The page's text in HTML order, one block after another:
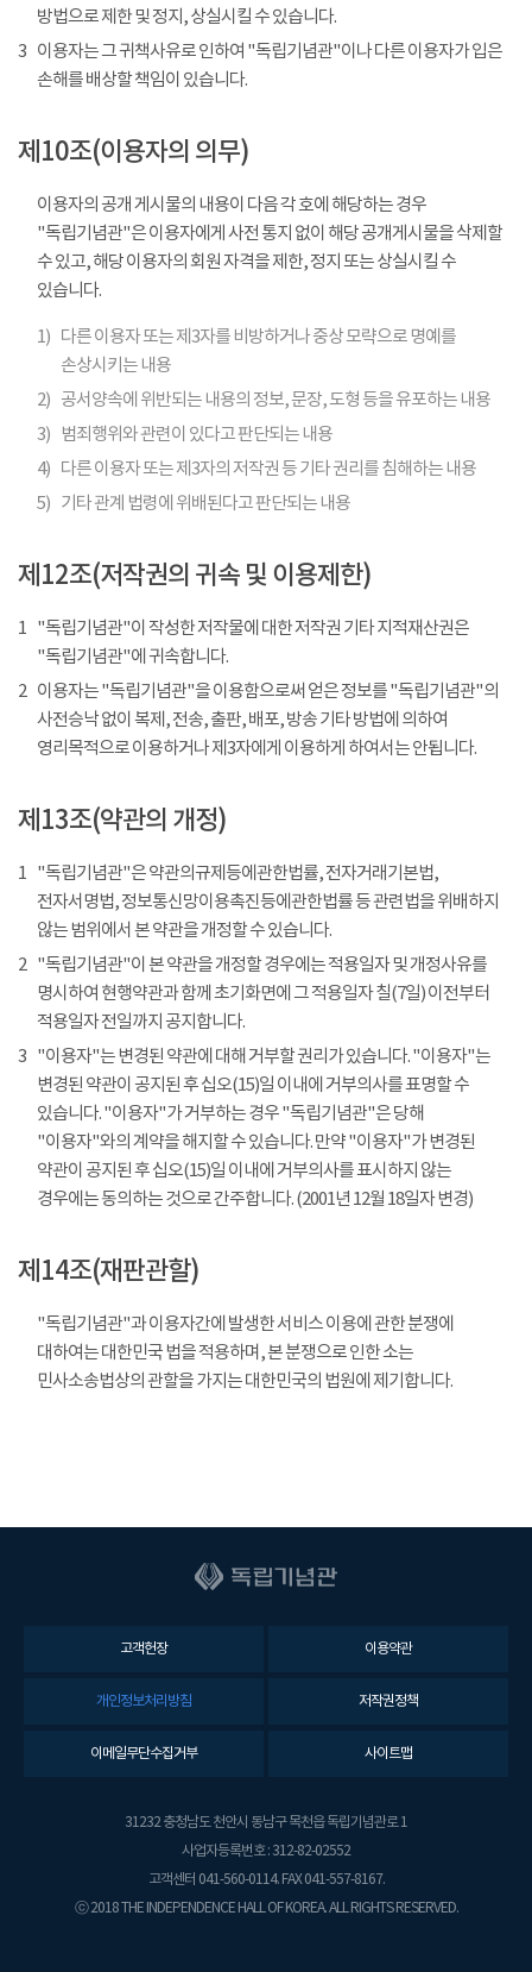
방법으로 제한 및 정지, 상실시킬 수 있습니다.
3 이용자는 그 귀책사유로 인하여 "독립기념관"이나 다른 이용자가 입은
손해를 배상할 책임이 있습니다.
제10조(이용자의 의무)
이용자의 공개 게시물의 내용이 다음 각 호에 해당하는 경우
"독립기념관"은 이용자에게 사전 통지 없이 해당 공개게시물을 삭제할
수 있고, 해당 이용자의 회원 자격을 제한, 정지 또는 상실시킬 수
있습니다.
1) 다른 이용자 또는 제3자를 비방하거나 중상 모략으로 명예를
손상시키는 내용
2) 공서양속에 위반되는 내용의 정보, 문장, 도형 등을 유포하는 내용
3)
범죄행위와 관련이 있다고 판단되는 내용
4) 다른 이용자 또는 제3자의 저작권 등 기타 권리를 침해하는 내용
5) 기타 관계 법령에 위배된다고 판단되는 내용
제12조(저작권의 귀속 및 이용제한)
1 "독립기념관"이 작성한 저작물에 대한 저작권 기타 지적재산권은
"독립기념관"에 귀속합니다.
2 이용자는 "독립기념관"을 이용함으로써 얻은 정보를 "독립기념관"의
사전승낙 없이 복제, 전송, 출판, 배포, 방송 기타 방법에 의하여
영리목적으로 이용하거나 제3자에게 이용하게 하여서는 안됩니다.
제13조(약관의 개정)
1 "독립기념관"은 약관의규제등에관한법률, 전자거래기본법,
전자서명법, 정보통신망이용촉진등에관한법률 등 관련법을 위배하지
않는 범위에서 본 약관을 개정할 수 있습니다.
2 "독립기념관"이 본 약관을 개정할 경우에는 적용일자 및 개정사유를
명시하여 현행약관과 함께 초기화면에 그 적용일자 칠(7일) 이전부터
적용일자 전일까지 공지합니다.
3 "이용자"는 변경된 약관에 대해 거부할 권리가 있습니다. "이용자"는
변경된 약관이 공지된 후 십오(15)일 이내에 거부의사를 표명할 수
있습니다. "이용자"가 거부하는 경우 "독립기념관"은 당해
"이용자"와의 계약을 해지할 수 있습니다. 만약 "이용자"가 변경된
약관이 공지된 후 십오(15)일 이내에 거부의사를 표시하지 않는
경우에는 동의하는 것으로 간주합니다. (2001년 12월 18일자 변경)
제14조(재판관할)
"독립기념관"과 이용자간에 발생한 서비스 이용에 관한 분쟁에
대하여는 대한민국 법을 적용하며, 본 분쟁으로 인한 소는
민사소송법상의 관할을 가지는 대한민국의 법원에 제기합니다.
고객헌장 이용약관
개인정보처리방침 저작권정책
이메일무단수집거부 사이트맵
31232 충청남도 천안시 동남구 목천읍 독립기념관로 1
사업자등록번호 : 312-82-02552
고객센터 041-560-0114. FAX 041-557-8167.
ⓒ 2018 THE INDEPENDENCE HALL OF KOREA. ALL RIGHTS RESERVED.